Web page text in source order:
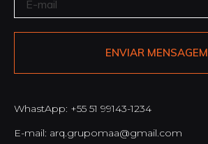
ENVIAR MENSAGEM
WhastApp: +55 51 99143-1234
E-mail: arq.grupomaa@gmail.com